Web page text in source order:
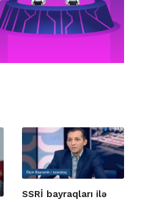
SSRİ bayraqları ilə